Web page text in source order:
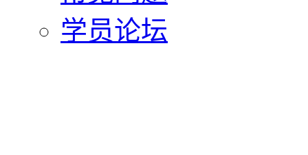
学员论坛